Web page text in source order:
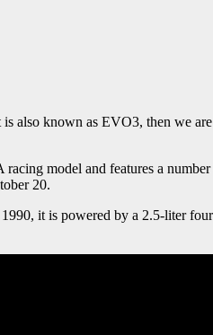
also known as EVO3, then we
model and features a
20.
it is powered by a 2.5-liter